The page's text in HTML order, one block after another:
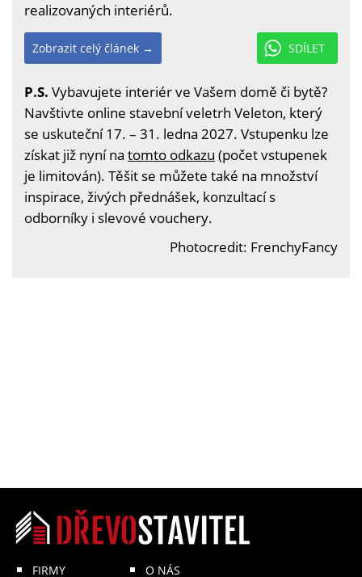
realizovaných interiérů.
SDÍLET
Zobrazit celý článek →
P.S. Vybavujete interiér ve Vašem domě či bytě?
Navštivte online stavební veletrh Veleton, který
se uskuteční 17. – 31. ledna 2027. Vstupenku lze
získat již nyní na tomto odkazu (počet vstupenek
je limitován). Těšit se můžete také na množství
inspirace, živých přednášek, konzultací s
odborníky i slevové vouchery.
Photocredit: FrenchyFancy
FIRMY O NÁS